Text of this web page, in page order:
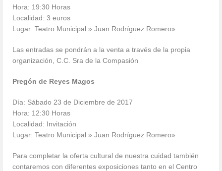
Hora: 19:30 Horas
Localidad: 3 euros
Lugar: Teatro Municipal » Juan Rodríguez Romero»
Las entradas se pondrán a la venta a través de la propia
organización, C.C. Sra de la Compasión
Pregón de Reyes Magos
Día: Sábado 23 de Diciembre de 2017
Hora: 12:30 Horas
Localidad: Invitación
Lugar: Teatro Municipal » Juan Rodríguez Romero»
Para completar la oferta cultural de nuestra cuidad también
contaremos con diferentes exposiciones tanto en el Centro